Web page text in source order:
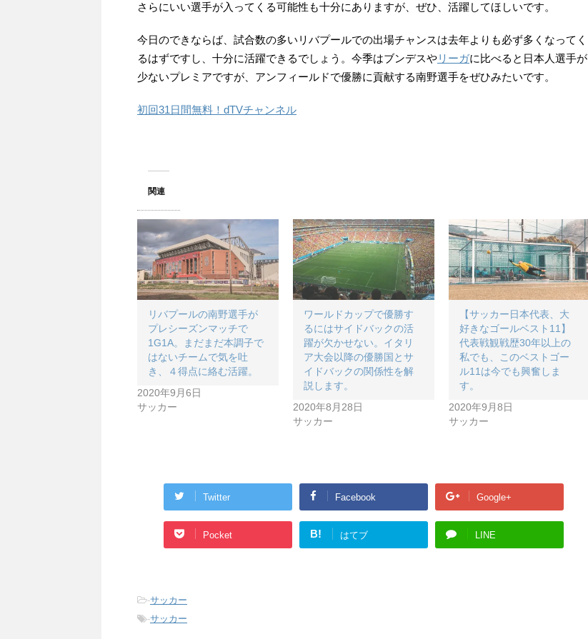
さらにいい選手が入ってくる可能性も十分にありますが、ぜひ、活躍してほしいです。
今日のできならば、試合数の多いリバプールでの出場チャンスは去年よりも必ず多くなってく
るはずですし、十分に活躍できるでしょう。今季はブンデスやリーガに比べると日本人選手が
少ないプレミアですが、アンフィールドで優勝に貢献する南野選手をぜひみたいです。
初回31日間無料！dTVチャンネル
関連
リバプールの南野選手が
プレシーズンマッチで
1G1A。まだまだ本調子で
はないチームで気を吐
き、４得点に絡む活躍。
2020年9月6日
サッカー
ワールドカップで優勝す
るにはサイドバックの活
躍が欠かせない。イタリ
ア大会以降の優勝国とサ
イドバックの関係性を解
説します。
2020年8月28日
サッカー
【サッカー日本代表、大
好きなゴールベスト11】
代表戦観戦歴30年以上の
私でも、このベストゴー
ル11は今でも興奮しま
す。
2020年9月8日
サッカー
Twitter Facebook Google+
Pocket B! はてブ LINE
-サッカー
-サッカー